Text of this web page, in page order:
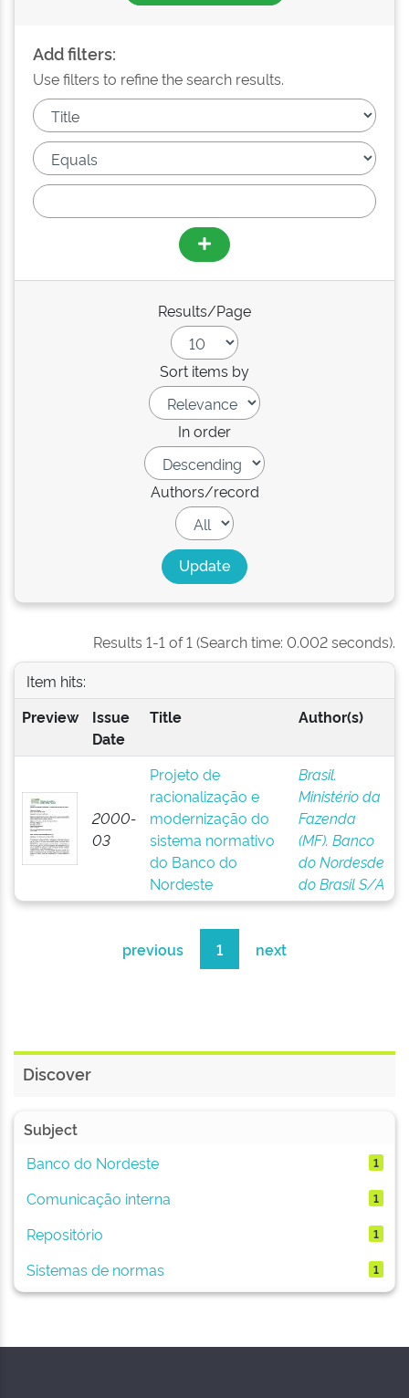
Add filters:
Use filters to refine the search results.
Results/Page
Sort items by
In order
Authors/record
Results 1-1 of 1 (Search time: 0.002 seconds).
Item hits:
Preview
Issue
Date
Title Author(s)
2000-
03
Projeto de
racionalização e
modernização do
sistema normativo
do Banco do
Nordeste
Brasil.
Ministério da
Fazenda
(MF). Banco
do Nordesde
do Brasil S/A
previous 1 next
Discover
Subject
Banco do Nordeste
1
Comunicação interna 1
Repositório 1
Sistemas de normas 1